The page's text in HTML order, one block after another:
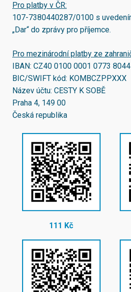
Pro platby v ČR:
107-7380440287/0100 s
„Dar“ do zprávy pro příjemce.
Pro mezinárodní platby ze
IBAN: CZ40 0100 0001 0773
BIC/SWIFT kód: KOMBCZPPXXX
Název účtu: CESTY K SOBĚ
Praha 4, 149 00
Česká republika
111 Kč